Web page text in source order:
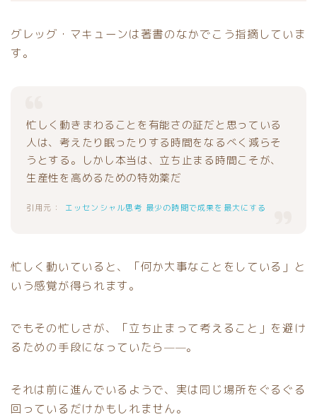
グレッグ・マキューンは著書のなかでこう指摘していま
す。
忙しく動きまわることを有能さの証だと思っている
人は、考えたり眠ったりする時間をなるべく減らそ
うとする。しかし本当は、立ち止まる時間こそが、
生産性を高めるための特効薬だ
エッセンシャル思考 最少の時間で成果を最大にする
忙しく動いていると、「何か大事なことをしている」と
いう感覚が得られます。
でもその忙しさが、「立ち止まって考えること」を避け
るための手段になっていたら——。
それは前に進んでいるようで、実は同じ場所をぐるぐる
回っているだけかもしれません。